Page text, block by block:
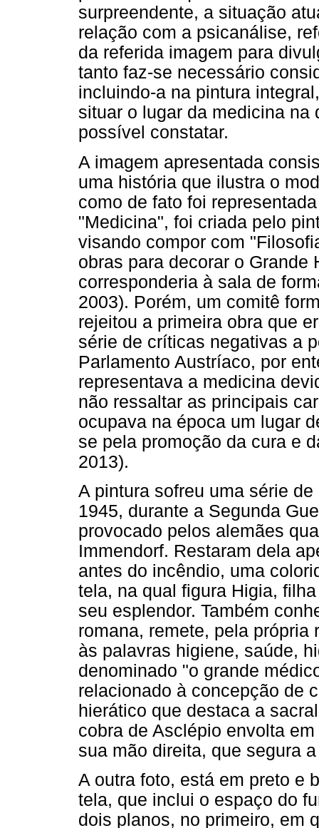
surpreendente, a situação
relação com a psicanálise,
da referida imagem para
tanto faz-se necessário
incluindo-a na pintura
situar o lugar da medicina na
possível constatar.
A imagem apresentada
uma história que ilustra o
como de fato foi
"Medicina", foi criada pelo
visando compor com
obras para decorar o
corresponderia à sala de
2003). Porém, um comitê
rejeitou a primeira obra que
série de críticas negativas a
Parlamento Austríaco, por
representava a medicina
não ressaltar as principais
ocupava na época um lugar
se pela promoção da cura e
2013).
A pintura sofreu uma série
1945, durante a Segunda
provocado pelos alemães
Immendorf. Restaram dela
antes do incêndio, uma
tela, na qual figura Higia,
seu esplendor. Também
romana, remete, pela
às palavras higiene, saúde,
denominado "o grande
relacionado à concepção de
hierático que destaca a
cobra de Asclépio envolta
sua mão direita, que segura
A outra foto, está em preto e
tela, que inclui o espaço do
dois planos, no primeiro, em